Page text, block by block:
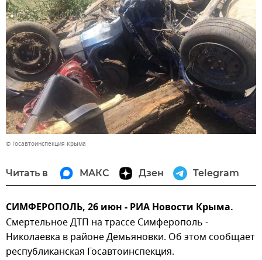
© Госавтоинспекция Крыма
Читать в МАКС Дзен Telegram
СИМФЕРОПОЛЬ, 26 июн - РИА Новости Крыма.
Смертельное ДТП на трассе Симферополь -
Николаевка в районе Демьяновки. Об этом сообщает
республиканская Госавтоинспекция.